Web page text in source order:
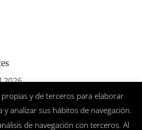
2026
propias y de terceros para elaborar
y analizar sus hábitos de navegación.
de navegación con terceros. Al